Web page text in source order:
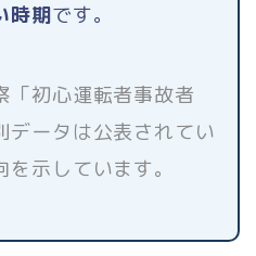
時期です。
「初心運転者事故者
データは公表されてい
示しています。